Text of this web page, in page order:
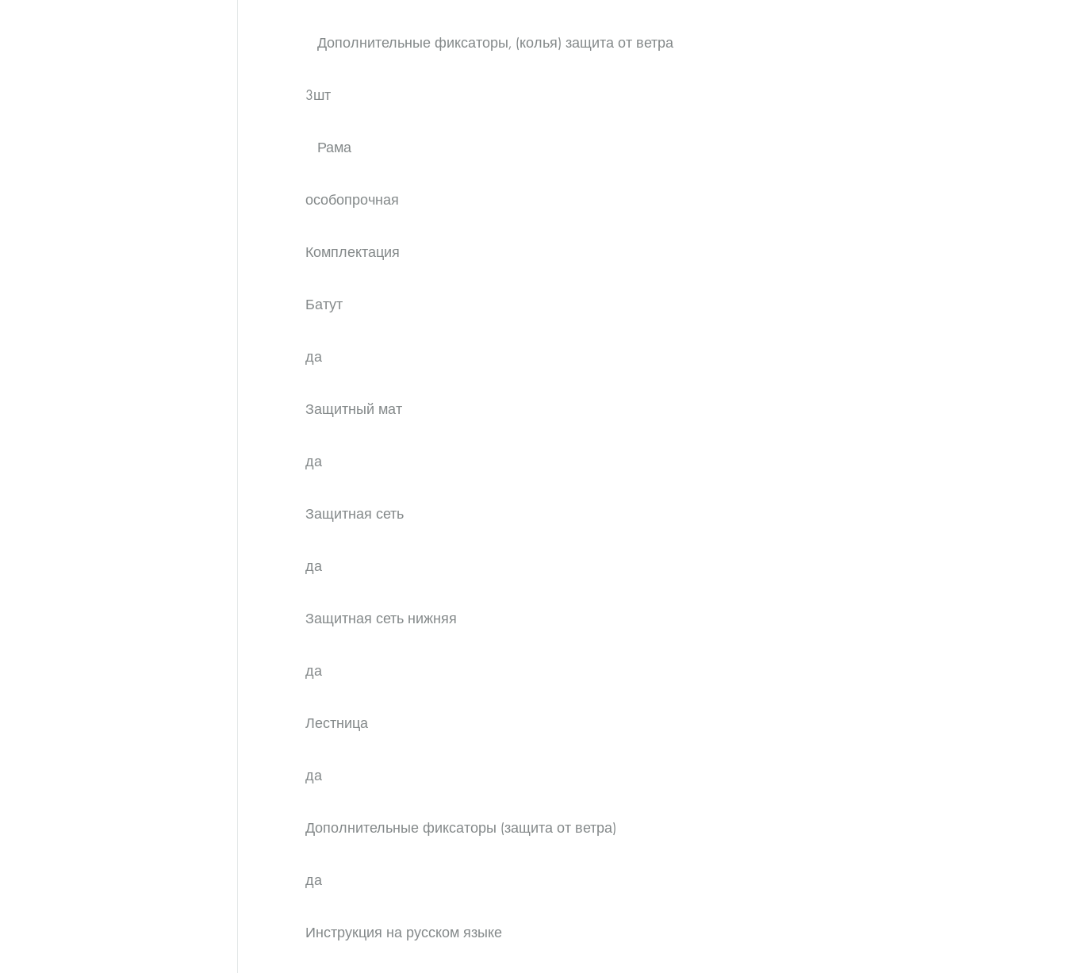
Дополнительные фиксаторы, (колья) защита от ветра
3шт
Рама
особопрочная
Комплектация
Батут
да
Защитный мат
да
Защитная сеть
да
Защитная сеть нижняя
да
Лестница
да
Дополнительные фиксаторы (защита от ветра)
да
Инструкция на русском языке